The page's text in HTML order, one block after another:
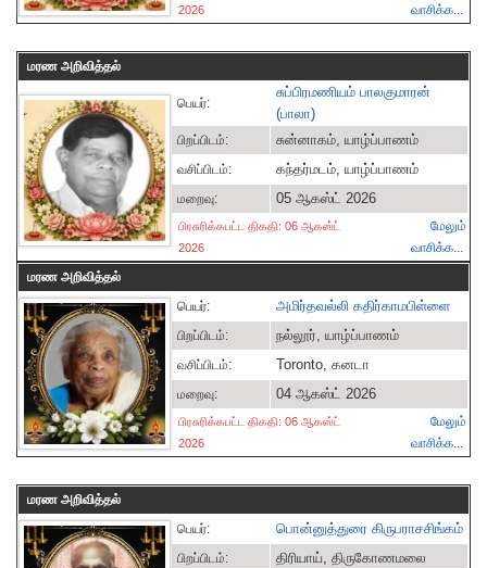
2026 வாசிக்க...
மரண அறிவித்தல்
பெயர்:
சுப்பிரமணியம் பாலகுமாரன்
(பாலா)
பிறப்பிடம்: சுன்னாகம், யாழ்ப்பாணம்
வசிப்பிடம்: கந்தர்மடம், யாழ்ப்பாணம்
மறைவு: 05 ஆகஸ்ட் 2026
பிரசுரிக்கபட்ட திகதி: 06 ஆகஸ்ட்
2026
மேலும்
வாசிக்க...
மரண அறிவித்தல்
பெயர்:
அமிர்தவல்லி கதிர்காமபிள்ளை
பிறப்பிடம்: நல்லூர், யாழ்ப்பாணம்
வசிப்பிடம்: Toronto, கனடா
மறைவு: 04 ஆகஸ்ட் 2026
பிரசுரிக்கபட்ட திகதி: 06 ஆகஸ்ட்
2026
மேலும்
வாசிக்க...
மரண அறிவித்தல்
பெயர்:
பொன்னுத்துரை கிருபராசசிங்கம்
பிறப்பிடம்: திரியாய், திருகோணமலை